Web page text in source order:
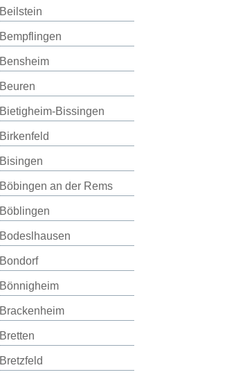
Beilstein
Bempflingen
Bensheim
Beuren
Bietigheim-Bissingen
Birkenfeld
Bisingen
Böbingen an der Rems
Böblingen
Bodeslhausen
Bondorf
Bönnigheim
Brackenheim
Bretten
Bretzfeld